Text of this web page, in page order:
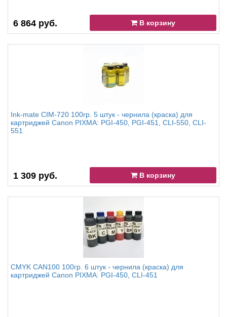
6 864 руб. В корзину
Ink-mate CIM-720 100гр. 5 штук - чернила (краска) для
картриджей Canon PIXMA: PGI-450, PGI-451, CLI-550, CLI-
551
1 309 руб. В корзину
CMYK CAN100 100гр. 6 штук - чернила (краска) для
картриджей Canon PIXMA: PGI-450, CLI-451